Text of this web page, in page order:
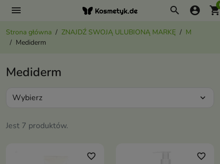
menu search account_circle
Strona główna ZNAJDŹ SWOJĄ ULUBIONĄ MARKĘ
M
Mediderm
Mediderm
Jest 7 produktów.
Wybierz expand_more
favorite_border favorite_border